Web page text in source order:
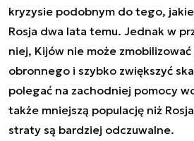
kryzysie podobnym do tego,
Rosja dwa lata temu. Jednak w
niej, Kijów nie może zmobilizować
obronnego i szybko zwiększyć
polegać na zachodniej pomocy
także mniejszą populację niż
straty są bardziej odczuwalne.